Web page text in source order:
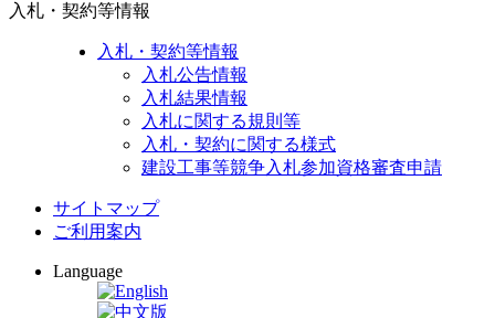
入札・契約等情報
入札・契約等情報
入札公告情報
入札結果情報
入札に関する規則等
入札・契約に関する様式
建設工事等競争入札参加資格審査申請
サイトマップ
ご利用案内
Language